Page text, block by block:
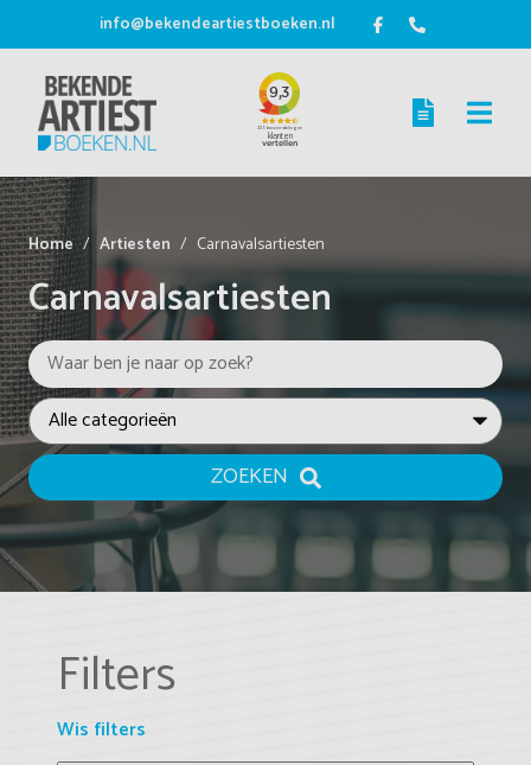
info@bekendeartiestboeken.nl
Home Artiesten Carnavalsartiesten
Carnavalsartiesten
ZOEKEN
Filters
Wis filters